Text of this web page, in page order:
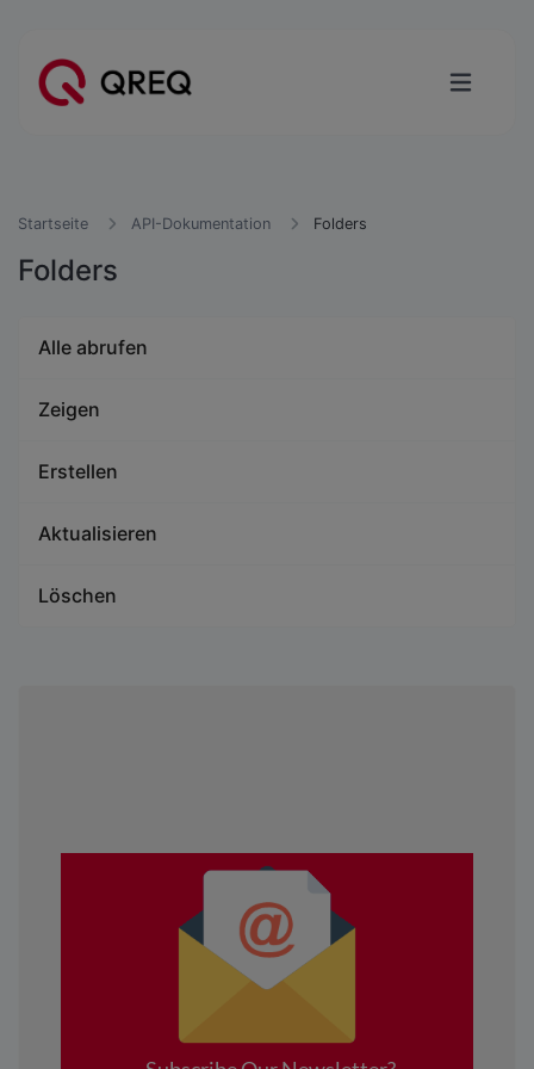
Startseite API-Dokumentation Folders
Folders
Alle abrufen
Zeigen
Erstellen
Aktualisieren
Löschen